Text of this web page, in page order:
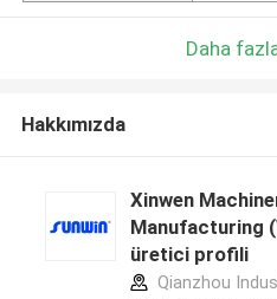
Daha
Hakkımızda
Xinwen
Manufacturing
üretici profili
Qianzhou